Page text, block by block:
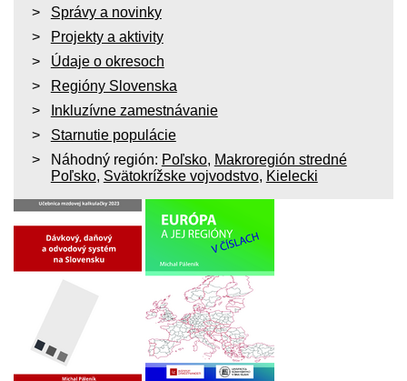
Správy a novinky
Projekty a aktivity
Údaje o okresoch
Regióny Slovenska
Inkluzívne zamestnávanie
Starnutie populácie
Náhodný región: Poľsko, Makroregión stredné
Poľsko, Svätokrížske vojvodstvo, Kielecki